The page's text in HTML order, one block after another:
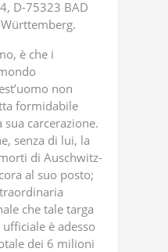
D-75323 BAD
è che i
non
formidabile
carcerazione.
senza di lui, la
di Auschwitz-
al suo posto;
che tale targa
è adesso
dei 6 milioni